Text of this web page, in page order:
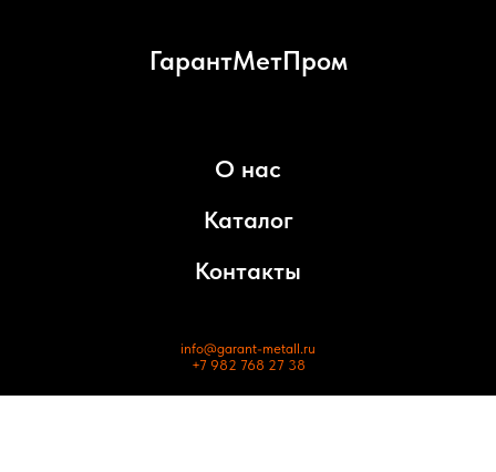
ГарантМетПром
О нас
Каталог
Контакты
info@garant-metall.ru
+7 982 768 27 38